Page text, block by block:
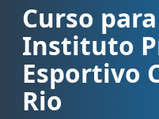
Curso para concurso IPEC
Curso
Instituto
Esportivo
Rio